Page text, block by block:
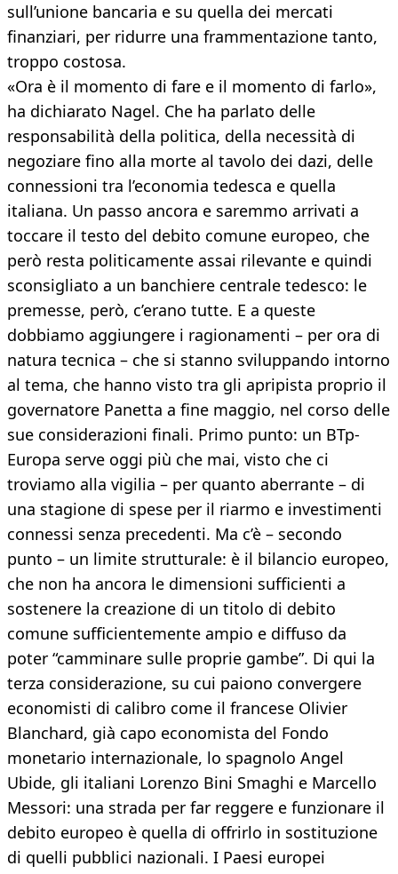
sull’unione bancaria e su quella dei mercati
finanziari, per ridurre una frammentazione tanto,
troppo costosa.
«Ora è il momento di fare e il momento di farlo»,
ha dichiarato Nagel. Che ha parlato delle
responsabilità della politica, della necessità di
negoziare fino alla morte al tavolo dei dazi, delle
connessioni tra l’economia tedesca e quella
italiana. Un passo ancora e saremmo arrivati a
toccare il testo del debito comune europeo, che
però resta politicamente assai rilevante e quindi
sconsigliato a un banchiere centrale tedesco: le
premesse, però, c’erano tutte. E a queste
dobbiamo aggiungere i ragionamenti – per ora di
natura tecnica – che si stanno sviluppando intorno
al tema, che hanno visto tra gli apripista proprio il
governatore Panetta a fine maggio, nel corso delle
sue considerazioni finali. Primo punto: un BTp-
Europa serve oggi più che mai, visto che ci
troviamo alla vigilia – per quanto aberrante – di
una stagione di spese per il riarmo e investimenti
connessi senza precedenti. Ma c’è – secondo
punto – un limite strutturale: è il bilancio europeo,
che non ha ancora le dimensioni sufficienti a
sostenere la creazione di un titolo di debito
comune sufficientemente ampio e diffuso da
poter “camminare sulle proprie gambe”. Di qui la
terza considerazione, su cui paiono convergere
economisti di calibro come il francese Olivier
Blanchard, già capo economista del Fondo
monetario internazionale, lo spagnolo Angel
Ubide, gli italiani Lorenzo Bini Smaghi e Marcello
Messori: una strada per far reggere e funzionare il
debito europeo è quella di offrirlo in sostituzione
di quelli pubblici nazionali. I Paesi europei